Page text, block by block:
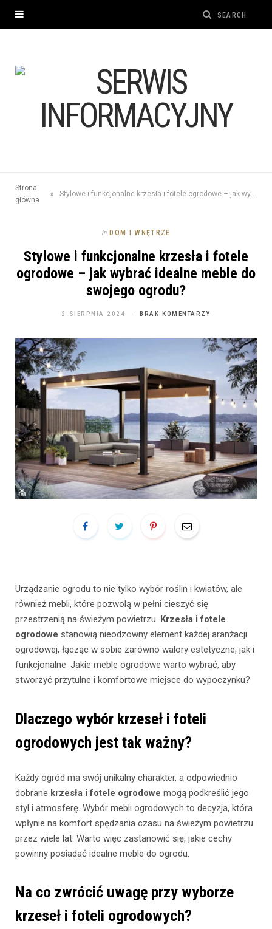
Strona
główna
» Stylowe i funkcjonalne krzesła i fotele ogrodowe – jak wybrać idealne meble do swojego ogrodu?
In DOM I WNĘTRZE
Stylowe i funkcjonalne krzesła i fotele
ogrodowe – jak wybrać idealne meble do
swojego ogrodu?
2 SIERPNIA 2024 BRAK KOMENTARZY
Urządzanie ogrodu to nie tylko wybór roślin i kwiatów, ale
również mebli, które pozwolą w pełni cieszyć się
przestrzenią na świeżym powietrzu. Krzesła i fotele
ogrodowe stanowią nieodzowny element każdej aranżacji
ogrodowej, łącząc w sobie zarówno walory estetyczne, jak i
funkcjonalne. Jakie meble ogrodowe warto wybrać, aby
stworzyć przytulne i komfortowe miejsce do wypoczynku?
Dlaczego wybór krzeseł i foteli
ogrodowych jest tak ważny?
Każdy ogród ma swój unikalny charakter, a odpowiednio
dobrane krzesła i fotele ogrodowe mogą podkreślić jego
styl i atmosferę. Wybór mebli ogrodowych to decyzja, która
wpłynie na komfort spędzania czasu na świeżym powietrzu
przez wiele lat. Warto więc zastanowić się, jakie cechy
powinny posiadać idealne meble do ogrodu.
Na co zwrócić uwagę przy wyborze
krzeseł i foteli ogrodowych?